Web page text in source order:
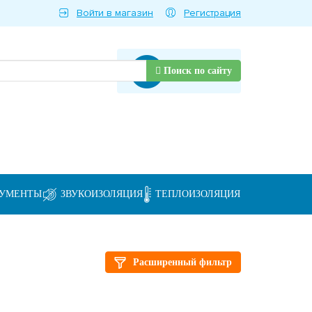
ЗВУКОИЗОЛЯЦИЯ ТЕПЛОИЗОЛЯЦИЯ
Войти в магазин Регистрация
Товаров нет
Поиск по сайту
Расширенный фильтр